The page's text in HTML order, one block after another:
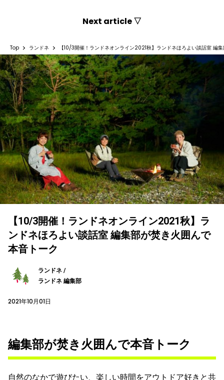
Next article ▽
Top ランドネ 【10/3開催！ランドネオンライン2021秋】ランドネほろよい談話室 編
【10/3開催！ランドネオンライン2021秋】ラ
ンドネほろよい談話室 編集部が焚き火囲んで
本音トーク
ランドネ /
ランドネ 編集部
2021年10月01日
編集部が焚き火囲んで本音トーク
自然のなかで遊びたい、楽しい時間をアウトドア好きと共